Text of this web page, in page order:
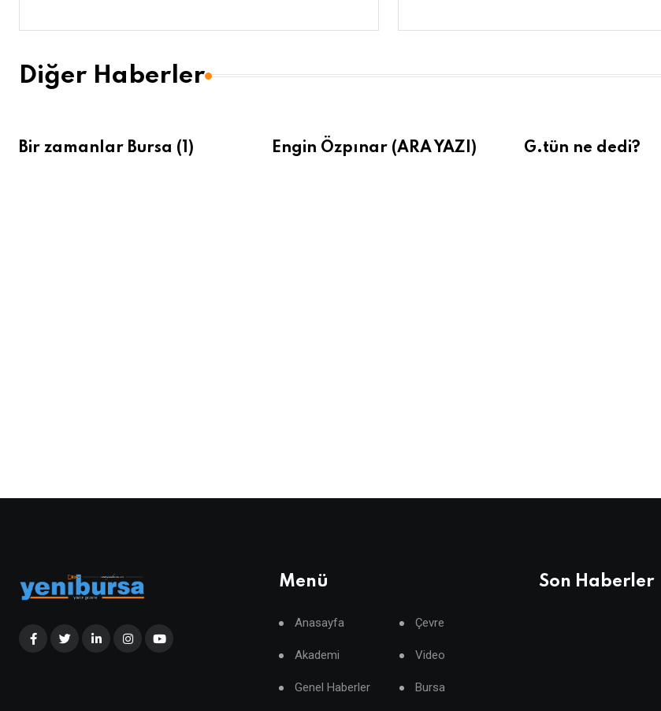
Diğer Haberler
Bir zamanlar Bursa (1) Engin Özpınar (ARA YAZI) G.tün ne dedi?
Menü
Anasayfa Çevre
Akademi Video
Genel Haberler Bursa
Son Haberler